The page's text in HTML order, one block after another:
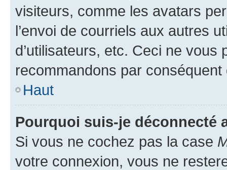
visiteurs, comme les avatars
l’envoi de courriels aux autres
d’utilisateurs, etc. Ceci ne vous
recommandons par conséquent
Haut
Pourquoi suis-je déconnecté
Si vous ne cochez pas la case
votre connexion, vous ne